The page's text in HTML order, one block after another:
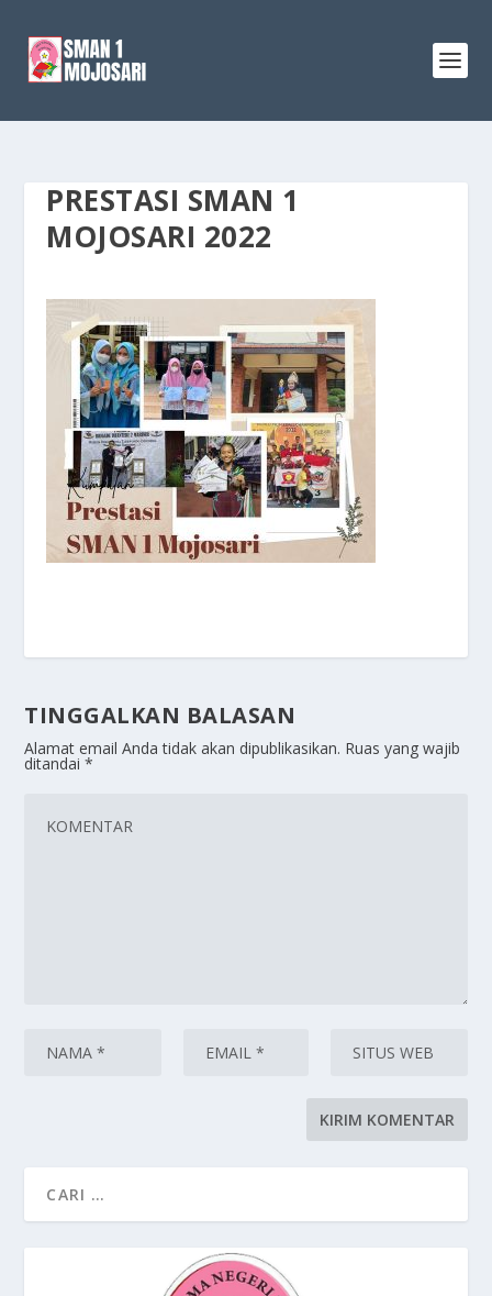
PRESTASI SMAN 1
MOJOSARI 2022
TINGGALKAN BALASAN
Alamat email Anda tidak akan dipublikasikan. Ruas yang wajib
ditandai*